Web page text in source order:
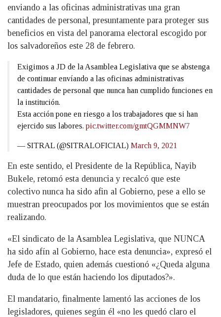
enviando a las oficinas administrativas una gran
cantidades de personal, presuntamente para proteger sus
beneficios en vista del panorama electoral escogido por
los salvadoreños este 28 de febrero.
Exigimos a JD de la Asamblea Legislativa que se abstenga
de continuar envíando a las oficinas administrativas
cantidades de personal que nunca han cumplido funciones en
la institución.
Esta acción pone en riesgo a los trabajadores que si han
ejercido sus labores. pic.twitter.com/gmtQGMMNW7
— SITRAL (@SITRALOFICIAL) March 9, 2021
En este sentido, el Presidente de la República, Nayib
Bukele, retomó esta denuncia y recalcó que este
colectivo nunca ha sido afin al Gobierno, pese a ello se
muestran preocupados por los movimientos que se están
realizando.
«El sindicato de la Asamblea Legislativa, que NUNCA
ha sido afín al Gobierno, hace esta denuncia», expresó el
Jefe de Estado, quien además cuestionó «¿Queda alguna
duda de lo que están haciendo los diputados?».
El mandatario, finalmente lamentó las acciones de los
legisladores, quienes según él «no les quedó claro el